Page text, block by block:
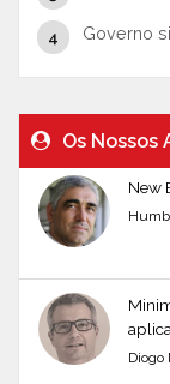
Governo
Os Nossos
New
Diogo